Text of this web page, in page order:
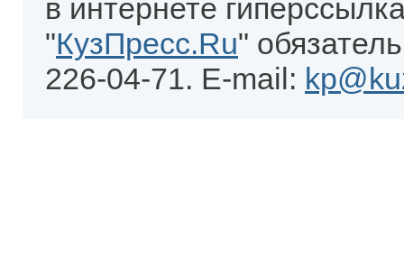
в интернете
"КузПресс.Ru"
226-04-71. E-mail: